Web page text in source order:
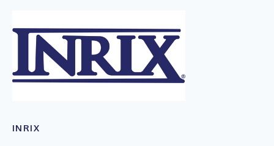
INRIX